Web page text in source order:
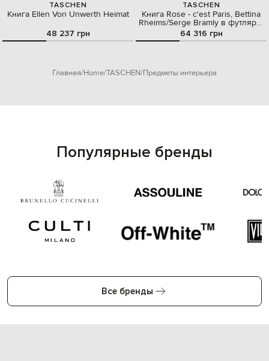
TASCHEN
Книга Ellen Von Unwerth Heimat
48 237 грн
TASCHEN
Книга Rose - c'est Paris, Bettina
Rheims/Serge Bramly в футляре-
чемодане
64 316 грн
Главная Home TASCHEN Предметы интерьера
Популярные бренды
Все бренды